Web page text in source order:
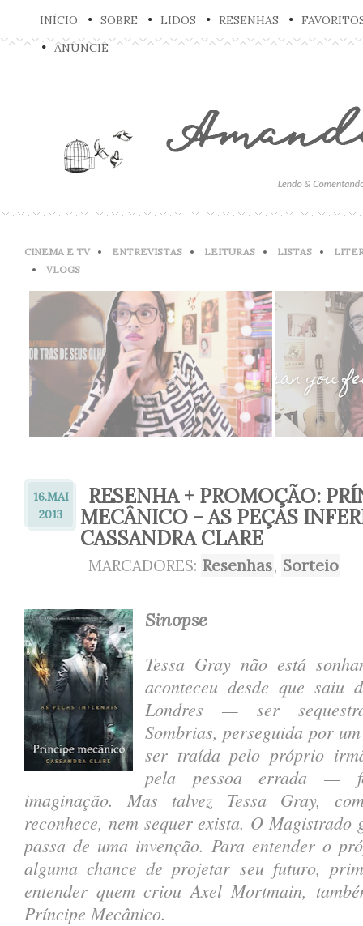
INÍCIO SOBRE LIDOS RESENHAS
ANUNCIE
CINEMA E TV ENTREVISTAS LEITURAS LISTAS
VLOGS
16.MAI
2013
RESENHA + PROMOÇÃO:
MECÂNICO - AS PEÇAS
CASSANDRA CLARE
MARCADORES: Resenhas, Sorteio
Sinopse
Tessa Gray não está
aconteceu desde que saiu
Londres — ser
Sombrias, perseguida por
ser traída pelo próprio
pela pessoa errada —
imaginação. Mas talvez Tessa Gray,
reconhece, nem sequer exista. O Magistrado
passa de uma invenção. Para entender o
alguma chance de projetar seu futuro,
entender quem criou Axel Mortmain,
Príncipe Mecânico.